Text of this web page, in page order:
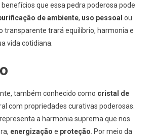
que essa pedra poderosa pode
de ambiente, uso pessoal ou
transparente trará equilíbrio, harmonia e
vida cotidiana.
também conhecido como cristal de
com propriedades curativas poderosas.
a harmonia suprema que nos
energização e proteção . Por meio da